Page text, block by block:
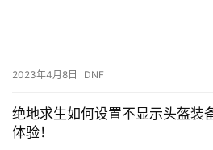
2023年4月8日 DNF
绝地求生如何设置不显示头盔装
体验！